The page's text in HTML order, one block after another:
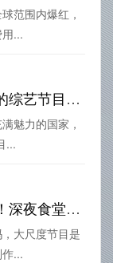
范围内爆红，
...
深度解析日本开放的综艺节目：既清新又有趣
魅力的国家，
...
深入了解日本文化！深夜食堂，看日本大尺度节目轻松上手
大尺度节目是
...